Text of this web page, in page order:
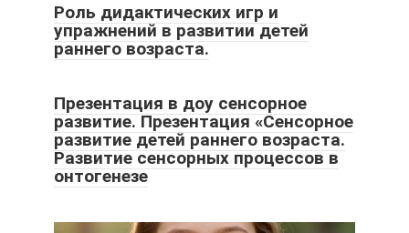
Роль дидактических игр и
упражнений в развитии детей
раннего возраста.
Презентация в доу сенсорное
развитие. Презентация «Сенсорное
развитие детей раннего возраста.
Развитие сенсорных процессов в
онтогенезе